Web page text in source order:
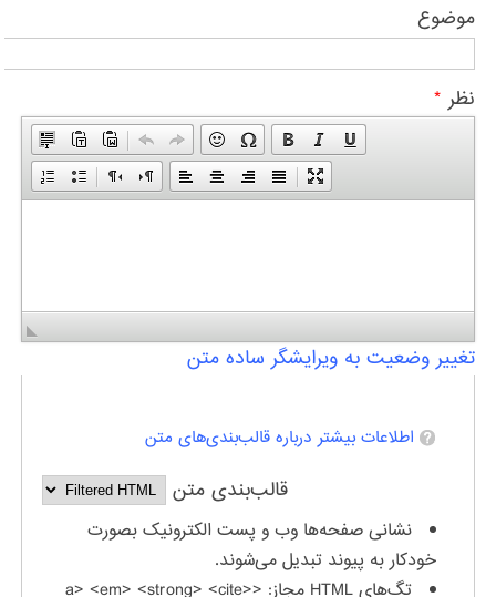
موضوع
نظر *
تغییر وضعیت به ویرایشگر ساده متن
اطلاعات بیشتر درباره قالب‌بندی‌های متن
قالب‌بندی متن
نشانی صفحه‌ها وب و پست الکترونیک بصورت
خودکار به پیوند تبدیل می‌شوند.
تگ‌های HTML مجاز: <a> <em> <strong> <cite>